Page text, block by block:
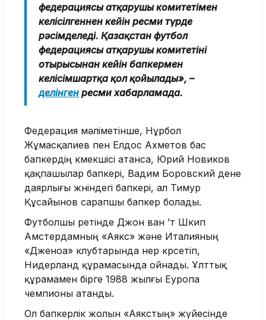
федерациясы атқарушы комитетімен
келісілгеннен кейін ресми түрде
рәсімделеді. Қазақстан футбол
федерациясы атқарушы комитетінің
отырысынан кейін бапкермен
келісімшартқа қол қойылады», –
делінген ресми хабарламада.
Федерация мәліметінше, Нұрбол
Жұмасқалиев пен Елдос Ахметов бас
бапкердің көмекшісі атанса, Юрий Новиков
қақпашылар бапкері, Вадим Боровский дене
даярлығы жөніндегі бапкері, ал Тимур
Құсайынов сарапшы бапкер болады.
Футболшы ретінде Джон ван ’т Шкип
Амстердамның «Аякс» және Италияның
«Дженоа» клубтарында өнер көрсетіп,
Нидерланд құрамасында ойнады. Ұлттық
құрамамен бірге 1988 жылғы Еуропа
чемпионы атанды.
Ол бапкерлік жолын «Аякстың» жүйесінде